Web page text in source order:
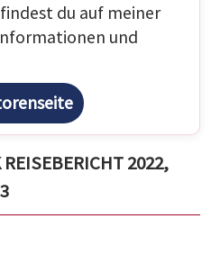
du auf meiner
und
2022,